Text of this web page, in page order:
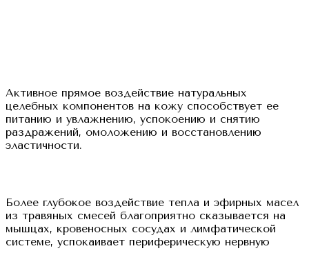
Активное прямое воздействие натуральных
целебных компонентов на кожу способствует ее
питанию и увлажнению, успокоению и снятию
раздражений, омоложению и восстановлению
эластичности.
Более глубокое воздействие тепла и эфирных масел
из травяных смесей благоприятно сказывается на
мышцах, кровеносных сосудах и лимфатической
системе, успокаивает периферическую нервную